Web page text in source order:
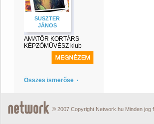
SUSZTER
JÁNOS
AMATŐR KORTÁRS
KÉPZŐMŰVÉSZ klub
Összes ismerőse
© 2007 Copyright Network.hu Minden jog